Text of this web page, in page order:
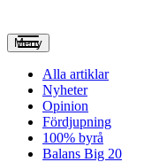
Meny
Alla artiklar
Nyheter
Opinion
Fördjupning
100% byrå
Balans Big 20